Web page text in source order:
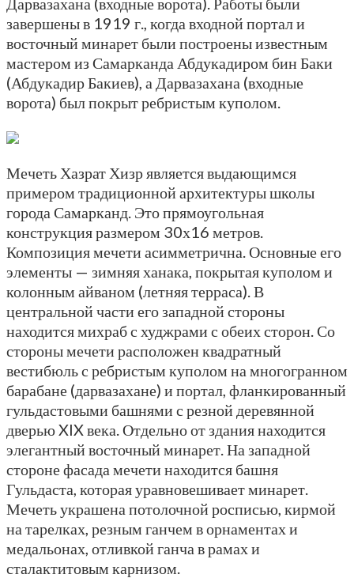
завершены в 1919 г., когда входной портал и
восточный минарет были построены известным
мастером из Самарканда Абдукадиром бин Баки
(Абдукадир Бакиев), а Дарвазахана (входные
ворота) был покрыт ребристым куполом.
Мечеть Хазрат Хизр является выдающимся
примером традиционной архитектуры школы
города Самарканд. Это прямоугольная
конструкция размером 30х16 метров.
Композиция мечети асимметрична. Основные его
элементы — зимняя ханака, покрытая куполом и
колонным айваном (летняя терраса). В
центральной части его западной стороны
находится михраб с худжрами с обеих сторон. Со
стороны мечети расположен квадратный
вестибюль с ребристым куполом на многогранном
барабане (дарвазахане) и портал, фланкированный
гульдастовыми башнями с резной деревянной
дверью XIX века. Отдельно от здания находится
элегантный восточный минарет. На западной
стороне фасада мечети находится башня
Гульдаста, которая уравновешивает минарет.
Мечеть украшена потолочной росписью, кирмой
на тарелках, резным ганчем в орнаментах и
медальонах, отливкой ганча в рамах и
сталактитовым карнизом.